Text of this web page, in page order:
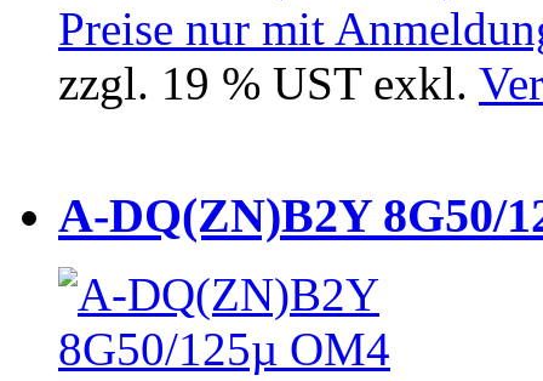
Preise nur mit
zzgl. 19 % UST exkl.
A-DQ(ZN)B2Y 8G50/